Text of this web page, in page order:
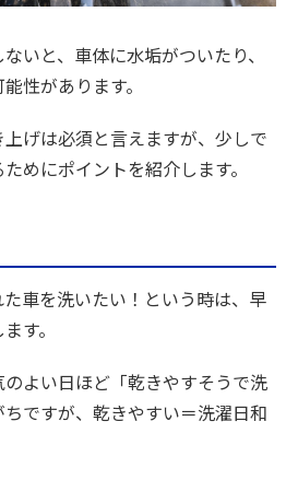
いと、車体に水垢がついたり、
性があります。
げは必須と言えますが、少しで
めにポイントを紹介します。
車を洗いたい！という時は、早
す。
よい日ほど「乾きやすそうで洗
ですが、乾きやすい＝洗濯日和